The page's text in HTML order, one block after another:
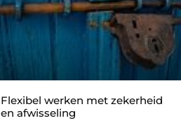
Flexibel werken met zekerheid
en afwisseling